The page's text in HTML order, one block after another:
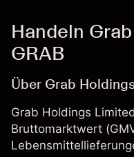
Handeln
GRAB
Über Grab
Grab Holdings
Bruttomarktwert